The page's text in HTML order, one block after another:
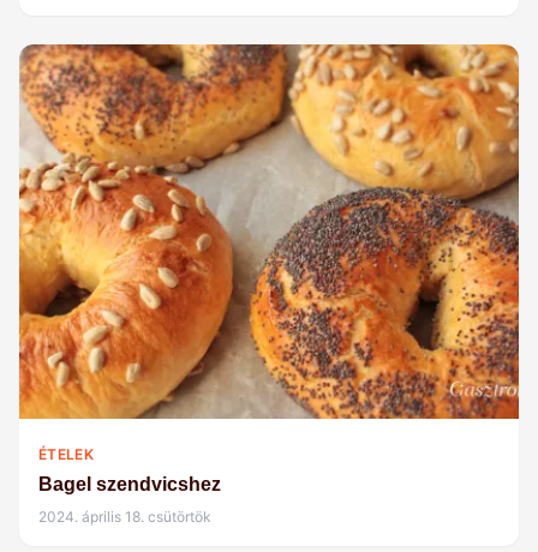
ÉTELEK
Bagel szendvicshez
2024. április 18. csütörtök